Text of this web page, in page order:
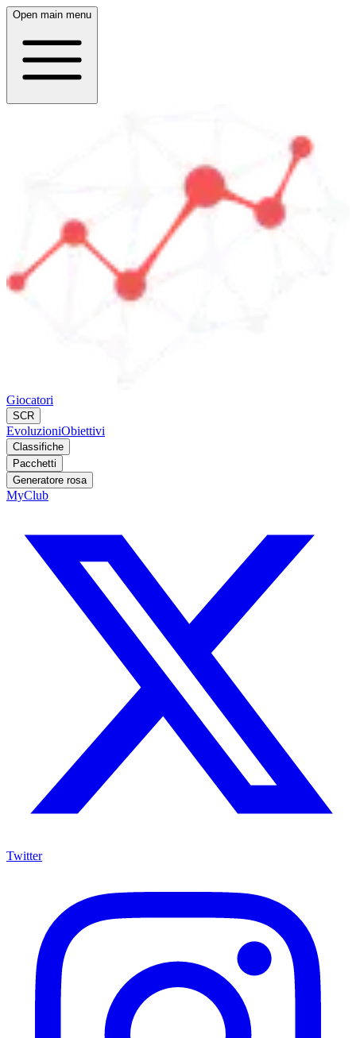
Open main menu
Giocatori
SCR
EvoluzioniObiettivi
Classifiche
Pacchetti
Generatore rosa
MyClub
Twitter